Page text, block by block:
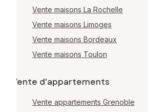
Vente maisons La Rochelle
Vente maisons Limoges
Vente maisons Bordeaux
Vente maisons Toulon
Vente d'appartements
Vente appartements Grenoble